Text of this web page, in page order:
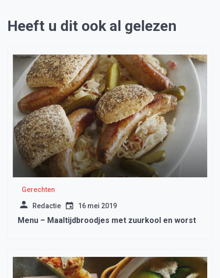
Heeft u dit ook al gelezen
Gerechten
Redactie 16 mei 2019
Menu – Maaltijdbroodjes met zuurkool en worst